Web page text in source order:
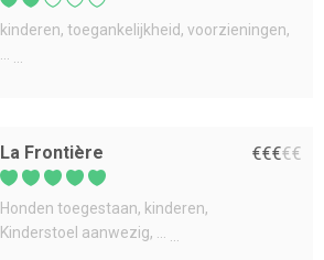
kinderen toegankelijkheid voorzieningen
La Frontière €€€€€
Honden toegestaan kinderen
Kinderstoel aanwezig